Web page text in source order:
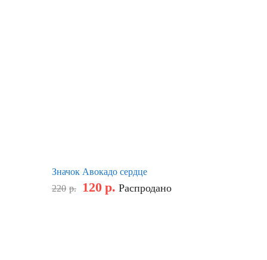
Значок Авокадо сердце
220 р. 120 р. Распродано